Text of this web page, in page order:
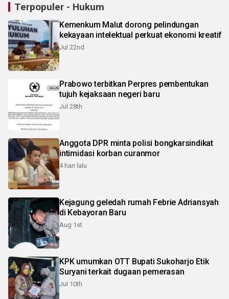
Terpopuler - Hukum
Kemenkum Malut dorong pelindungan
kekayaan intelektual perkuat ekonomi kreatif
Jul 22nd
Prabowo terbitkan Perpres pembentukan
tujuh kejaksaan negeri baru
Jul 28th
Anggota DPR minta polisi bongkarsindikat
intimidasi korban curanmor
4 hari lalu
Kejagung geledah rumah Febrie Adriansyah
di Kebayoran Baru
Aug 1st
KPK umumkan OTT Bupati Sukoharjo Etik
Suryani terkait dugaan pemerasan
Jul 10th